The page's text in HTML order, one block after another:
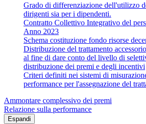
Grado di differenziazione dell'utilizzo
dirigenti sia per i dipendenti.
Contratto Collettivo Integrativo del
Anno 2023
Schema costituzione fondo risorse
Distribuzione del trattamento
al fine di dare conto del livello di
distribuzione dei premi e degli incentivi
Criteri definiti nei sistemi di
performance per l'assegnazione del
Ammontare complessivo dei premi
Relazione sulla performance
Espandi